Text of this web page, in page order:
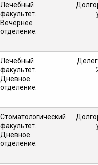
Лечебный
факультет.
Вечернее
отделение.
Лечебный
факультет.
Дневное
отделение.
Стоматологический
факультет.
Дневное
отделение.